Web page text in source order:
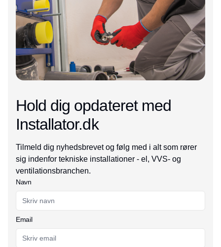
Hold dig opdateret med
Installator.dk
Tilmeld dig nyhedsbrevet og følg med i alt som rører
sig indenfor tekniske installationer - el, VVS- og
ventilationsbranchen.
Navn
Email